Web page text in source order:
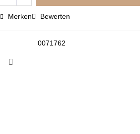
Merken Bewerten
0071762